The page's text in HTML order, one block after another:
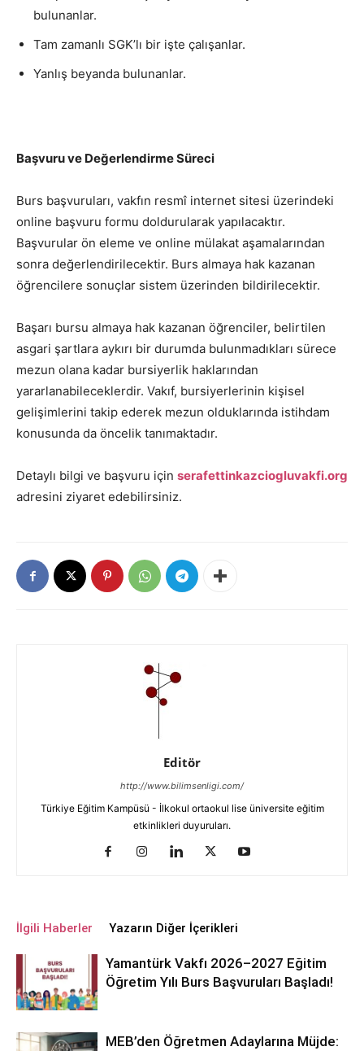
bulunanlar.
Tam zamanlı SGK’lı bir işte çalışanlar.
Yanlış beyanda bulunanlar.
Başvuru ve Değerlendirme Süreci
Burs başvuruları, vakfın resmî internet sitesi üzerindeki
online başvuru formu doldurularak yapılacaktır.
Başvurular ön eleme ve online mülakat aşamalarından
sonra değerlendirilecektir. Burs almaya hak kazanan
öğrencilere sonuçlar sistem üzerinden bildirilecektir.
Başarı bursu almaya hak kazanan öğrenciler, belirtilen
asgari şartlara aykırı bir durumda bulunmadıkları sürece
mezun olana kadar bursiyerlik haklarından
yararlanabileceklerdir. Vakıf, bursiyerlerinin kişisel
gelişimlerini takip ederek mezun olduklarında istihdam
konusunda da öncelik tanımaktadır.
Detaylı bilgi ve başvuru için serafettinkazciogluvakfi.org
adresini ziyaret edebilirsiniz.
Editör
http://www.bilimsenligi.com/
Türkiye Eğitim Kampüsü - İlkokul ortaokul lise üniversite eğitim
etkinlikleri duyuruları.
İlgili Haberler Yazarın Diğer İçerikleri
Yamantürk Vakfı 2026–2027 Eğitim
Öğretim Yılı Burs Başvuruları Başladı!
MEB’den Öğretmen Adaylarına Müjde: